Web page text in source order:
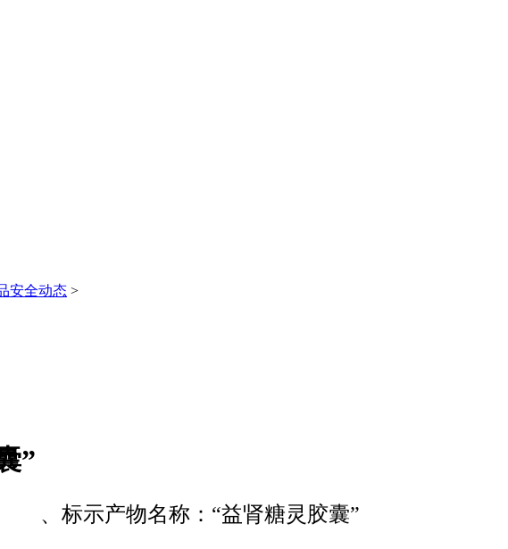
安全动态 >
”
、标示产物名称：“益肾糖灵胶囊”